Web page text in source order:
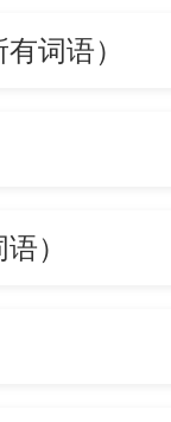
词语）
）